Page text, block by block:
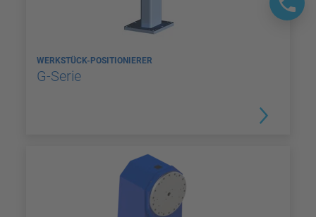
WERKSTÜCK-POSITIONIERER
G-Serie